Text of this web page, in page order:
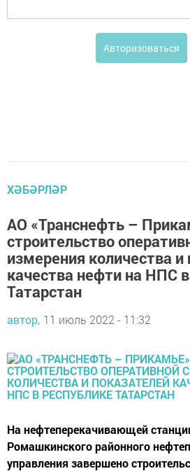
Авторизоваться
ХӘБӘРЛӘР
АО «Транснефть –
строительство
измерения количества и
качества нефти на НПС
Татарстан
автор, 11 июль 2022 - 11:32
На нефтеперекачивающей
Ромашкинского районного
управления завершено